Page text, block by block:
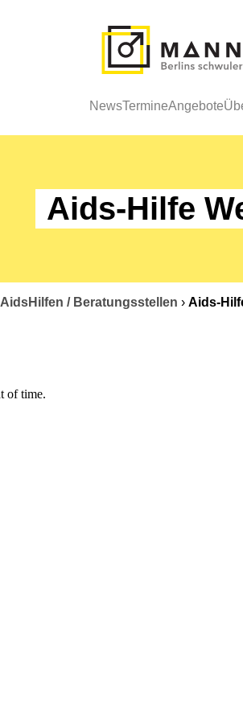
NewsTermineAngebote
Aids-Hilfe
AidsHilfen / Beratungsstellen › Aids-